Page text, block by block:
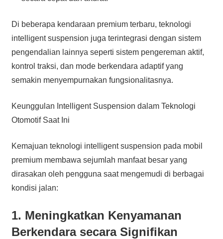
Di beberapa kendaraan premium terbaru, teknologi
intelligent suspension juga terintegrasi dengan sistem
pengendalian lainnya seperti sistem pengereman aktif,
kontrol traksi, dan mode berkendara adaptif yang
semakin menyempurnakan fungsionalitasnya.
Keunggulan Intelligent Suspension dalam Teknologi
Otomotif Saat Ini
Kemajuan teknologi intelligent suspension pada mobil
premium membawa sejumlah manfaat besar yang
dirasakan oleh pengguna saat mengemudi di berbagai
kondisi jalan:
1. Meningkatkan Kenyamanan
Berkendara secara Signifikan